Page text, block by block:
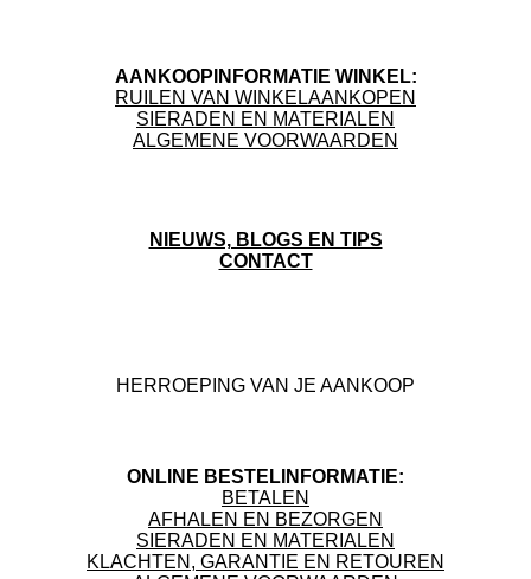
n
e
AANKOOPINFORMATIE WINKEL:
RUILEN VAN WINKELAANKOPEN
SIERADEN EN MATERIALEN
ALGEMENE VOORWAARDEN
NIEUWS, BLOGS EN TIPS
CONTACT
e
k
a
m
HERROEPING VAN JE AANKOOP
ONLINE BESTELINFORMATIE:
BETALEN
AFHALEN EN BEZORGEN
SIERADEN EN MATERIALEN
KLACHTEN, GARANTIE EN RETOUREN